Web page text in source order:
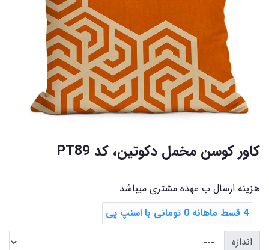
کاور کوسن مخمل دکوتین، کد PT89
هزینه ارسال ب عهده مشتری میباشد
4 قسط ماهانه 0 تومانی با اسنپ ‌پی
اندازه